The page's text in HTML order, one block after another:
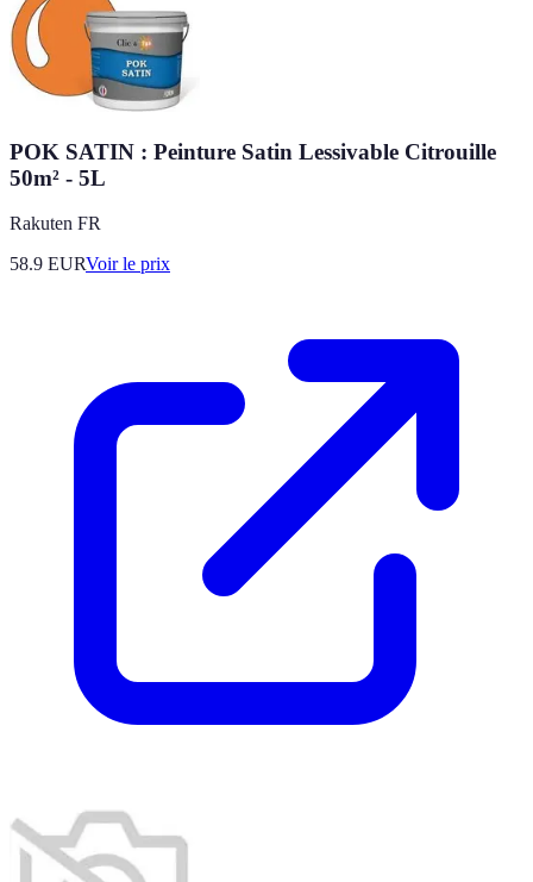
POK SATIN : Peinture Satin Lessivable Citrouille
50m² - 5L
Rakuten FR
58.9 EURVoir le prix